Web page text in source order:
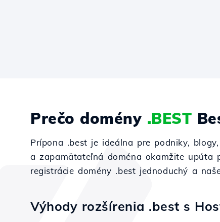
Prečo domény .BEST
Prípona .best je ideálna pre podniky,
a zapamätateľná doména okamžite upúta
registrácie domény .best jednoduchý a
Výhody rozšírenia .best s